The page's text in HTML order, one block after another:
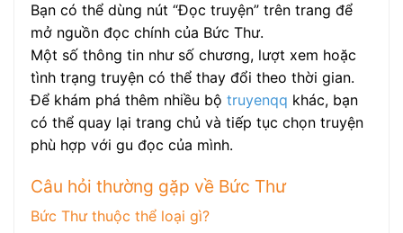
Bạn có thể dùng nút “Đọc truyện” trên trang để
mở nguồn đọc chính của Bức Thư.
Một số thông tin như số chương, lượt xem hoặc
tình trạng truyện có thể thay đổi theo thời gian.
Để khám phá thêm nhiều bộ truyenqq khác, bạn
có thể quay lại trang chủ và tiếp tục chọn truyện
phù hợp với gu đọc của mình.
Câu hỏi thường gặp về Bức Thư
Bức Thư thuộc thể loại gì?